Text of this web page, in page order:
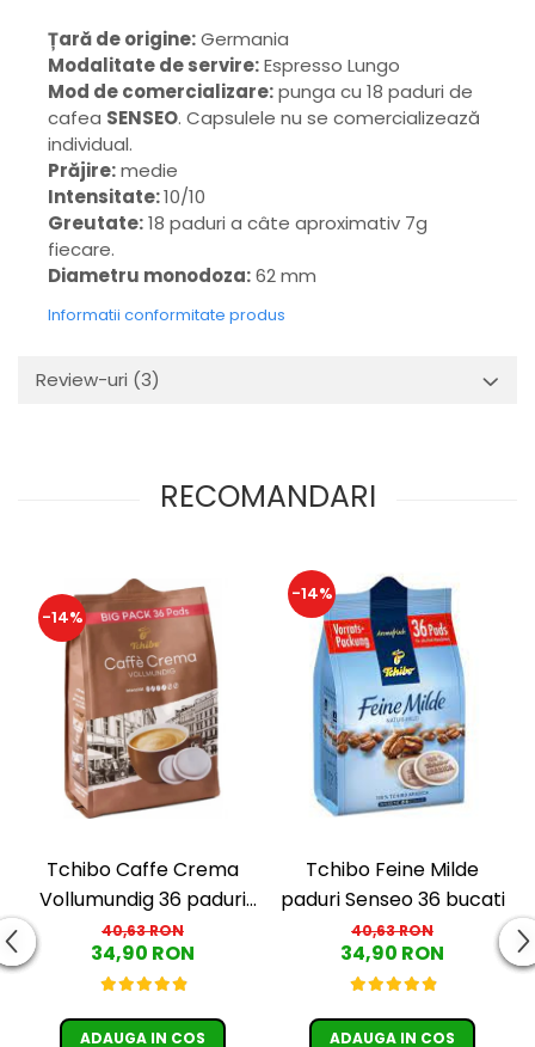
Țară de origine:Germania
Modalitate de servire:Espresso Lungo
Mod de comercializare:punga cu 18 paduri de
cafea SENSEO. Capsulele nu se comercializează
individual.
Prăjire:medie
Intensitate:10/10
Greutate:18 paduri a câte aproximativ 7g
fiecare.
Diametru monodoza:62 mm
Informatii conformitate produs
Review-uri (3)
RECOMANDARI
-14%
Tchibo Caffe Crema
Vollumundig 36 paduri
compatibile Senseo
40,63 RON
34,90 RON
ADAUGA IN COS
-14%
Tchibo Feine Milde
paduri Senseo 36 bucati
40,63 RON
34,90 RON
ADAUGA IN COS